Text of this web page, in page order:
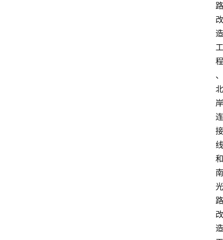
路
改
造
工
程
、
北
岸
连
接
线
和
南
光
路
改
造